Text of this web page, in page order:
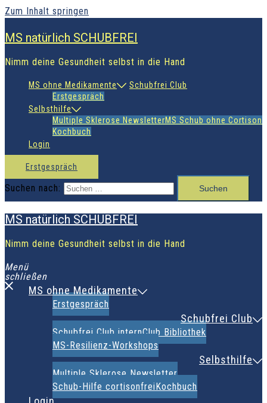
Zum Inhalt springen
MS natürlich SCHUBFREI
Nimm deine Gesundheit selbst in die Hand
MS ohne Medikamente
Erstgespräch
Schubfrei Club
Selbsthilfe
Multiple Sklerose NewsletterMS Schub ohne Cortison
Kochbuch
Login
Erstgespräch
Suchen nach:
MS natürlich SCHUBFREI
Nimm deine Gesundheit selbst in die Hand
Menü
schließen
MS ohne Medikamente
Erstgespräch
Schubfrei Club
Schubfrei Club internClub Bibliothek
MS-Resilienz-Workshops
Selbsthilfe
Multiple Sklerose Newsletter
Schub-Hilfe cortisonfreiKochbuch